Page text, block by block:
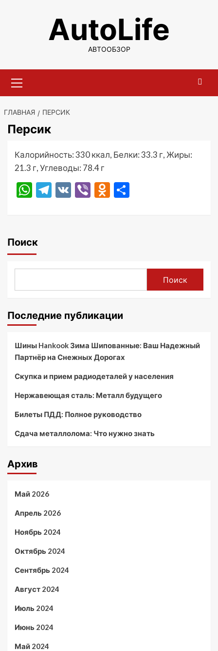
содержимомуAutoLife
АВТООБЗОР
меню
ГЛАВНАЯ ПЕРСИК
Персик
Калорийность: 330 ккал, Белки: 33.3 г, Жиры:
21.3 г, Углеводы: 78.4 г
WhatsApp
Telegram
VK ViberOdnoklassniki
Поиск
Поиск
Последние публикации
Шины Hankook Зима Шипованные: Ваш Надежный
Партнёр на Снежных Дорогах
Скупка и прием радиодеталей у населения
Нержавеющая сталь: Металл будущего
Билеты ПДД: Полное руководство
Сдача металлолома: Что нужно знать
Архив
Май 2026
Апрель 2026
Ноябрь 2024
Октябрь 2024
Сентябрь 2024
Август 2024
Июль 2024
Июнь 2024
Май 2024